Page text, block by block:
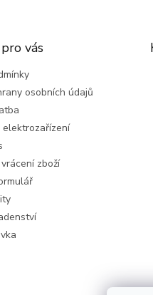
vás
osobních údajů
elektrozařízení
zboží